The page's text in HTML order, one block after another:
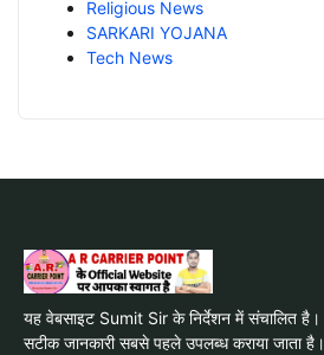
Religious News
SARKARI YOJANA
Tech News
यह वेबसाइट Sumit Sir के निर्देशन में संचालित
सटीक जानकारी सबसे पहले उपलब्ध कराया जाता